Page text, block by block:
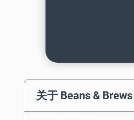
关于 Beans & Brews